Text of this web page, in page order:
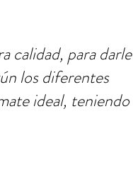
calidad, para darle
los diferentes
ideal, teniendo